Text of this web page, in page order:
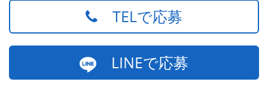
TELで応募
LINEで応募